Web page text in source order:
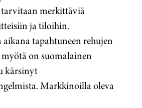
merkittäviä
ja tiloihin.
tapahtuneen rehujen
on suomalainen
kärsinyt
Markkinoilla oleva